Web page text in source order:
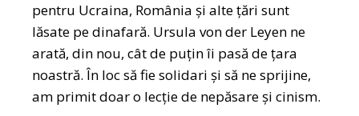
pentru Ucraina, România și alte țări sunt
lăsate pe dinafară. Ursula von der Leyen ne
arată, din nou, cât de puțin îi pasă de țara
noastră. În loc să fie solidari și să ne sprijine,
am primit doar o lecție de nepăsare și cinism.